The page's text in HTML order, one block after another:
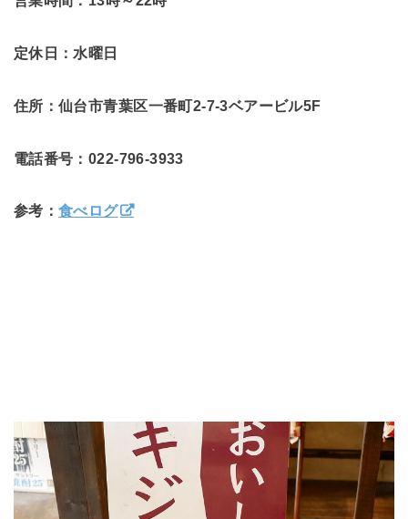
定休日：水曜日
住所：仙台市青葉区一番町2-7-3ベアービル5F
電話番号：022-796-3933
参考：食べログ